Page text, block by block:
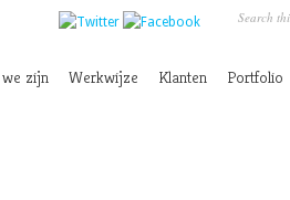
zijn Werkwijze Klanten Portfolio